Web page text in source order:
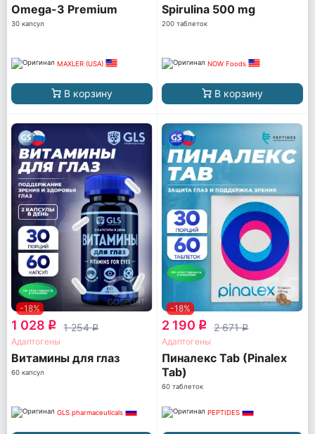
Omega-3 Premium
30 капсул
MAXLER (USA)
В корзину
Spirulina 500 mg
200 таблеток
NOW Foods
В корзину
-18%
1 028 q 1 254q
Адаптогены
Витамины для глаз
60 капсул
GLS pharmaceuticals
-18%
2 190 q 2 671q
Адаптогены
Пиналекс Tab (Pinalex
Tab)
60 таблеток
PEPTIDES